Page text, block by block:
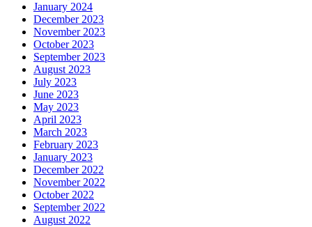
January 2024
December 2023
November 2023
October 2023
September 2023
August 2023
July 2023
June 2023
May 2023
April 2023
March 2023
February 2023
January 2023
December 2022
November 2022
October 2022
September 2022
August 2022